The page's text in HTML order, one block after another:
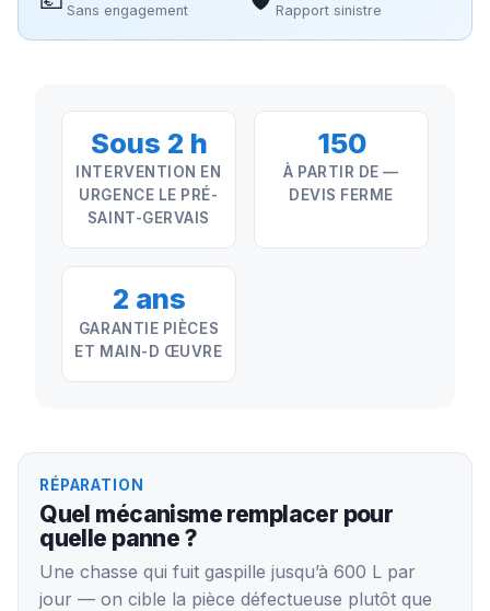
Sans engagement Rapport sinistre
Sous 2 h
INTERVENTION EN
URGENCE LE PRÉ-
SAINT-GERVAIS
150
À PARTIR DE —
DEVIS FERME
2 ans
GARANTIE PIÈCES
ET MAIN-D ŒUVRE
RÉPARATION
Quel mécanisme remplacer pour
quelle panne ?
Une chasse qui fuit gaspille jusqu’à 600 L par
jour — on cible la pièce défectueuse plutôt que